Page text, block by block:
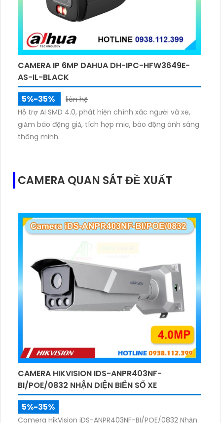
CAMERA IP 6MP DAHUA DH-IPC-HFW3649E-
AS-IL-BLACK
5%-35%
liên hệ
Hỗ trợ AI SMD 4.0, phát hiện chính xác người và xe,
giảm báo động giả, tích hợp mic, báo động ánh sáng
thông minh.
CAMERA QUAN SÁT ĐỀ XUẤT
CAMERA HIKVISION IDS-ANPR403NF-
BI/POE/0832 NHẬN DIỆN BIỂN SỐ XE
5%-35%
Camera HikVision iDS-ANPR403NF-BI/POE/0832 Nhận